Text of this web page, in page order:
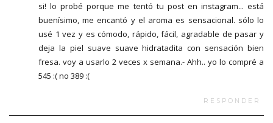
si! lo probé porque me tentó tu post en instagram... está
buenísimo, me encantó y el aroma es sensacional. sólo lo
usé 1 vez y es cómodo, rápido, fácil, agradable de pasar y
deja la piel suave suave hidratadita con sensación bien
fresa. voy a usarlo 2 veces x semana.- Ahh.. yo lo compré a
545 :( no 389 :(
RESPONDER